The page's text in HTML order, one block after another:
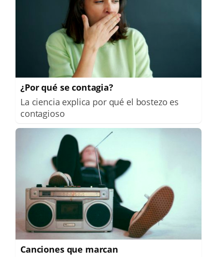
¿Por qué se contagia?
La ciencia explica por qué el bostezo es
contagioso
Canciones que marcan